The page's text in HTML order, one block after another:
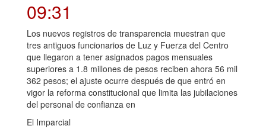
09:31
Los nuevos registros de transparencia muestran que
tres antiguos funcionarios de Luz y Fuerza del Centro
que llegaron a tener asignados pagos mensuales
superiores a 1.8 millones de pesos reciben ahora 56 mil
362 pesos; el ajuste ocurre después de que entró en
vigor la reforma constitucional que limita las jubilaciones
del personal de confianza en
El Imparcial